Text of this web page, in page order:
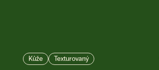
Kůže Texturovaný